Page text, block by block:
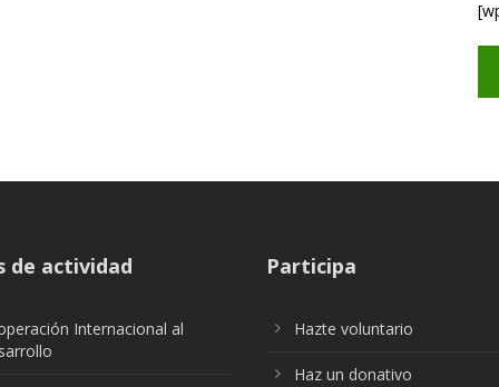
de actividad
Internacional al
Participa
Hazte voluntario
Haz un donativo